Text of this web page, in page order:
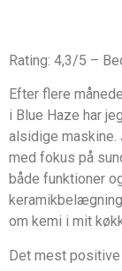
Rating: 4,3/5 –
Efter flere
i Blue Haze har
alsidige
med fokus på
både funktioner
om kemi i mit
Det mest positive